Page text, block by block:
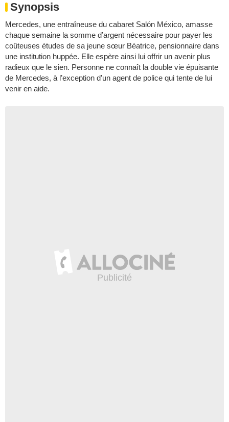
Synopsis
Mercedes, une entraîneuse du cabaret Salón México, amasse
chaque semaine la somme d’argent nécessaire pour payer les
coûteuses études de sa jeune sœur Béatrice, pensionnaire dans
une institution huppée. Elle espère ainsi lui offrir un avenir plus
radieux que le sien. Personne ne connaît la double vie épuisante
de Mercedes, à l’exception d’un agent de police qui tente de lui
venir en aide.